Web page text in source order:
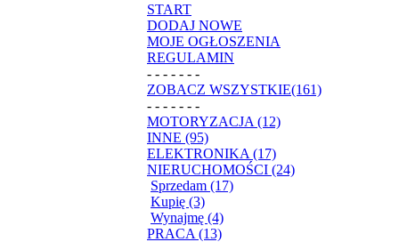
START
DODAJ NOWE
MOJE OGŁOSZENIA
REGULAMIN
- - - - - - -
ZOBACZ WSZYSTKIE(161)
- - - - - - -
MOTORYZACJA (12)
INNE (95)
ELEKTRONIKA (17)
NIERUCHOMOŚCI (24)
Sprzedam (17)
Kupię (3)
Wynajmę (4)
PRACA (13)